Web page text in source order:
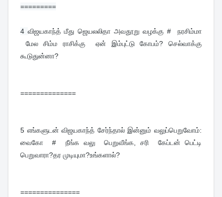
=========
4 விஜயகாந்த் மீது ஜெயலலிதா அவதூறு வழக்கு # நரசிம்மா
மேல சிம்ம ராசிக்கு ஏன் இம்புட்டு கோபம்? செல்வாக்கு
கூடுதுன்னா?
==============
5 எங்களுடன் விஜயகாந்த் சேர்ந்தால் இன்னும் வலுப்பெறுவோம்:
வைகோ # நீங்க வலு பெறுவீங்க, சரி கேப்டன் பெட்டி
பெறுவாரா?தர முடியுமா?உங்களால்?
===============